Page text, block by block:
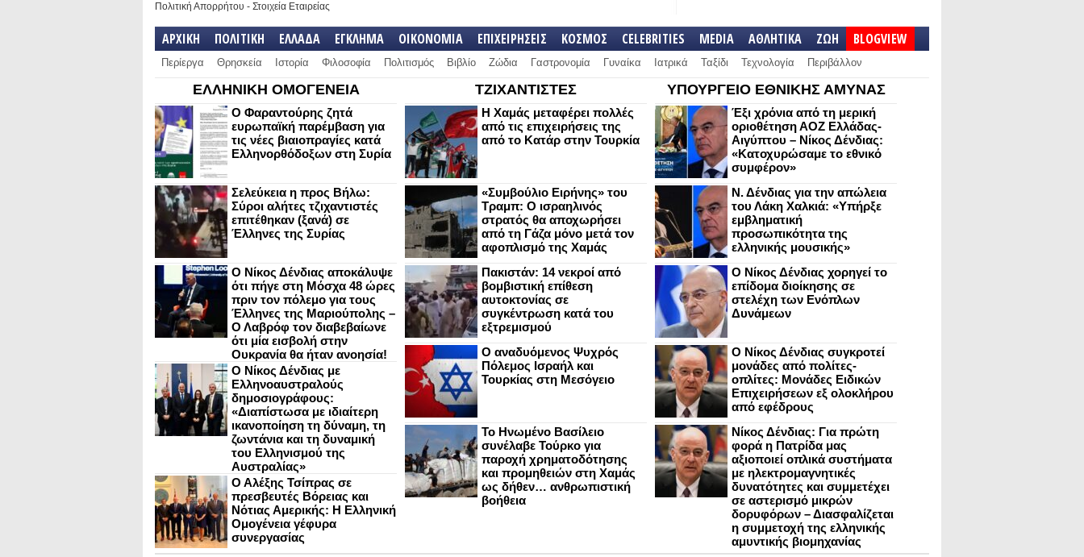
Πολιτική Απορρήτου - Στοιχεία Εταιρείας
ΑΡΧΙΚΗ ΠΟΛΙΤΙΚΗ ΕΛΛΑΔΑ ΕΓΚΛΗΜΑ ΟΙΚΟΝΟΜΙΑ ΕΠΙΧΕΙΡΗΣΕΙΣ ΚΟΣΜΟΣ CELEBRITIES MEDIA ΑΘΛΗΤΙΚΑ ΖΩΗ BLOGVIEW
Περίεργα Θρησκεία Ιστορία Φιλοσοφία Πολιτισμός Βιβλίο Ζώδια Γαστρονομία Γυναίκα Ιατρικά Ταξίδι Τεχνολογία Περιβάλλον
ΕΛΛΗΝΙΚΗ ΟΜΟΓΕΝΕΙΑ
Ο Φαραντούρης ζητά
ευρωπαϊκή παρέμβαση για
τις νέες βιαιοπραγίες κατά
Ελληνορθόδοξων στη Συρία
Σελεύκεια η προς Βήλω:
Σύροι αλήτες τζιχαντιστές
επιτέθηκαν (ξανά) σε
Έλληνες της Συρίας
Ο Νίκος Δένδιας αποκάλυψε
ότι πήγε στη Μόσχα 48 ώρες
πριν τον πόλεμο για τους
Έλληνες της Μαριούπολης –
Ο Λαβρόφ τον διαβεβαίωνε
ότι μία εισβολή στην
Ουκρανία θα ήταν ανοησία!
Ο Νίκος Δένδιας με
Ελληνοαυστραλούς
δημοσιογράφους:
«Διαπίστωσα με ιδιαίτερη
ικανοποίηση τη δύναμη, τη
ζωντάνια και τη δυναμική
του Ελληνισμού της
Αυστραλίας»
Ο Αλέξης Τσίπρας σε
πρεσβευτές Βόρειας και
Νότιας Αμερικής: Η Ελληνική
Ομογένεια γέφυρα
συνεργασίας
ΤΖΙΧΑΝΤΙΣΤΕΣ
Η Χαμάς μεταφέρει πολλές
από τις επιχειρήσεις της
από το Κατάρ στην Τουρκία
«Συμβούλιο Ειρήνης» του
Τραμπ: Ο ισραηλινός
στρατός θα αποχωρήσει
από τη Γάζα μόνο μετά τον
αφοπλισμό της Χαμάς
Πακιστάν: 14 νεκροί από
βομβιστική επίθεση
αυτοκτονίας σε
συγκέντρωση κατά του
εξτρεμισμού
Ο αναδυόμενος Ψυχρός
Πόλεμος Ισραήλ και
Τουρκίας στη Μεσόγειο
Το Ηνωμένο Βασίλειο
συνέλαβε Τούρκο για
παροχή χρηματοδότησης
και προμηθειών στη Χαμάς
ως δήθεν… ανθρωπιστική
βοήθεια
ΥΠΟΥΡΓΕΙΟ ΕΘΝΙΚΗΣ ΑΜΥΝΑΣ
Έξι χρόνια από τη μερική
οριοθέτηση ΑΟΖ Ελλάδας-
Αιγύπτου – Νίκος Δένδιας:
«Κατοχυρώσαμε το εθνικό
συμφέρον»
Ν. Δένδιας για την απώλεια
του Λάκη Χαλκιά: «Υπήρξε
εμβληματική
προσωπικότητα της
ελληνικής μουσικής»
Ο Νίκος Δένδιας χορηγεί το
επίδομα διοίκησης σε
στελέχη των Ενόπλων
Δυνάμεων
Ο Νίκος Δένδιας συγκροτεί
μονάδες από πολίτες-
οπλίτες: Μονάδες Ειδικών
Επιχειρήσεων εξ ολοκλήρου
από εφέδρους
Νίκος Δένδιας: Για πρώτη
φορά η Πατρίδα μας
αξιοποιεί οπλικά συστήματα
με ηλεκτρομαγνητικές
δυνατότητες και συμμετέχει
σε αστερισμό μικρών
δορυφόρων – Διασφαλίζεται
η συμμετοχή της ελληνικής
αμυντικής βιομηχανίας